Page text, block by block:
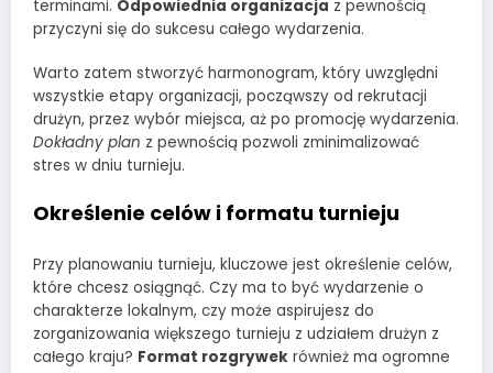
terminami. Odpowiednia organizacja z pewnością
przyczyni się do sukcesu całego wydarzenia.
Warto zatem stworzyć harmonogram, który uwzględni
wszystkie etapy organizacji, począwszy od rekrutacji
drużyn, przez wybór miejsca, aż po promocję wydarzenia.
Dokładny plan z pewnością pozwoli zminimalizować
stres w dniu turnieju.
Określenie celów i formatu turnieju
Przy planowaniu turnieju, kluczowe jest określenie celów,
które chcesz osiągnąć. Czy ma to być wydarzenie o
charakterze lokalnym, czy może aspirujesz do
zorganizowania większego turnieju z udziałem drużyn z
całego kraju? Format rozgrywek również ma ogromne